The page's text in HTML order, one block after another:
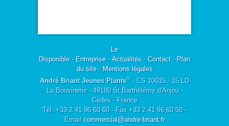
Le
Disponible- Entreprise- Actualités - Contact- Plan
du site- Mentions légales
André Briant Jeunes Plants®- CS 10015 - 15 LD
La Bouvinerie - 49180 St Barthélémy d'Anjou -
Cedex - France
Tél. +33 2 41 96 60 60 - Fax +33 2 41 96 60 50 -
Email commercial@andre-briant.fr